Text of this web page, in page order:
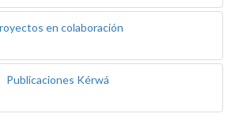
en colaboración
Publicaciones Kérwá